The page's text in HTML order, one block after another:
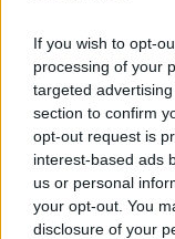
If you wish to opt-
processing of your
targeted
section to confirm
opt-out request is
interest-based ads
us or personal
your opt-out. You
disclosure of your
Κυψέλη: Η πρώτη
Λίζα που βρέθηκε
18:59
Καστέλλι:
υπογραφές για τα
18:51
Μία ακόμη